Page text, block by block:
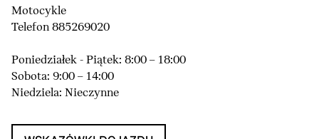
Motocykle
Telefon 885269020
Poniedziałek - Piątek: 8:00 – 18:00
Sobota: 9:00 – 14:00
Niedziela: Nieczynne